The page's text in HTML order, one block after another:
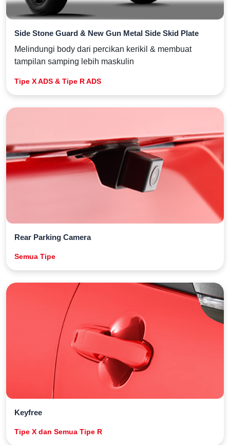
Side Stone Guard & New Gun Metal Side Skid Plate
Melindungi body dari percikan kerikil & membuat
tampilan samping lebih maskulin
Tipe X ADS & Tipe R ADS
Rear Parking Camera
Semua Tipe
Keyfree
Tipe X dan Semua Tipe R